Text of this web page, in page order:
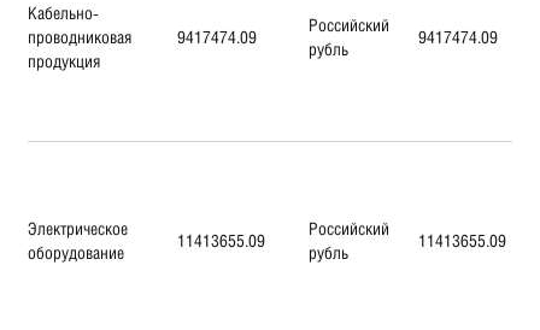
Кабельно-
проводниковая
продукция
9417474.09
Российский
рубль
9417474.09
Электрическое
оборудование
11413655.09
Российский
рубль
11413655.09